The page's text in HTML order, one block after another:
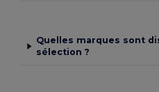
Quelles marques sont
sélection ?